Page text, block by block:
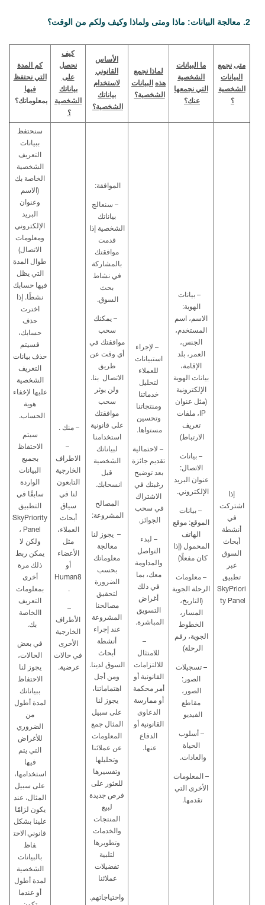
2. معالجة البيانات: ماذا ومتى ولماذا وكيف ولكم من الوقت؟
متى نجمع
البيانات
الشخصية
؟
ما البيانات
الشخصية
التي نجمعها
عنك؟
لماذا نجمع
هذه البيانات
الشخصية؟
الأساس
القانوني
لاستخدام
بياناتك
الشخصية؟
كيف
نحصل
على
بياناتك
الشخصية
؟
كم المدة
التي نحتفظ
فيها
بمعلوماتك؟
إذا
اشتركت
في
أنشطة
أبحاث
السوق
عبر
تطبيق
SkyPriori
ty Panel
– بيانات
الهوية:
الاسم، اسم
المستخدم،
الجنس،
العمر، بلد
الإقامة،
بيانات الهوية
الإلكترونية
(مثل عنوان
IP ، ملفات
تعريف
الارتباط)
– بيانات
الاتصال:
عنوان البريد
الإلكتروني.
– بيانات
الموقع: موقع
الهاتف
المحمول (إذا
كان مفعلًا)
– معلومات
الرحلة الجوية
(التاريخ،
المسار،
الخطوط
الجوية، رقم
الرحلة)
– تسجيلات
الصور:
الصور،
مقاطع
الفيديو
– أسلوب
الحياة
والعادات.
– المعلومات
الأخرى التي
تقدمها.
– لإجراء
استبيانات
للعملاء
لتحليل
خدماتنا
ومنتجاتنا
وتحسين
مستواها.
– لاحتمالية
تقديم جائزة
بعد توضيح
رغبتك في
الاشتراك
في سحب
الجوائز.
– لبدء
التواصل
والمداومة
معك، بما
في ذلك
أغراض
التسويق
المباشرة.
–
للامتثال
للالتزامات
القانونية أو
أمر محكمة
أو ممارسة
الدعاوى
القانونية أو
الدفاع
عنها.
الموافقة:
– سنعالج
بياناتك
الشخصية إذا
قدمت
موافقتك
بالمشاركة
في نشاط
بحث
السوق.
– يمكنك
سحب
موافقتك في
أي وقت عن
طريق
الاتصال بنا.
ولن يوثر
سحب
موافقتك
على قانونية
استخدامنا
لبياناتك
الشخصية
قبل
انسحابك.
المصالح
المشروعة:
– يجوز لنا
معالجة
معلوماتك
بحسب
الضرورة
لتحقيق
مصالحنا
المشروعة
عند إجراء
أنشطة
أبحاث
السوق لدينا.
ومن أجل
اهتماماتنا،
يجوز لنا
على سبيل
المثال جمع
المعلومات
عن عملائنا
وتحليلها
وتفسيرها
للعثور على
فرص جديدة
لبيع
المنتجات
والخدمات
وتطويرها
لتلبية
تفضيلات
عملائنا
واحتياجاتهم.
– منك .
–
الاطراف
الخارجية
التابعون
لنا في
سياق
أبحاث
العملاء،
مثل
الأعضاء
أو
Human8
.
–
الأطراف
الخارجية
الأخرى
في حالات
عرضية.
سنحتفظ
ببيانات
التعريف
الشخصية
الخاصة بك
( الاسم
وعنوان
البريد
الإلكتروني
ومعلومات
الاتصال)
طوال المدة
التي يظل
فيها حسابك
نشطًا. إذا
اخترت
حذف
حسابك،
فسيتم
حذف بيانات
التعريف
الشخصية
عليها لإخفاء
هوية
الحساب.
سيتم
الاحتفاظ
بجميع
البيانات
الواردة
سابقًا في
التطبيق
SkyPriority
Panel ،
ولكن لا
يمكن ربط
ذلك مرة
أخرى
بمعلومات
التعريف
االخاصة
بك.
في بعض
الحالات،
يجوز لنا
الاحتفاظ
ببياناتك
لمدة أطول
من
الضروري
للأغراض
التي يتم
فيها
استخدامها،
على سبيل
المثال، عند
يكون لزامًَا
علينا بشكل
قانوني الاحت
فاظ
بالبيانات
الشخصية
لمدة أطول
أو عندما